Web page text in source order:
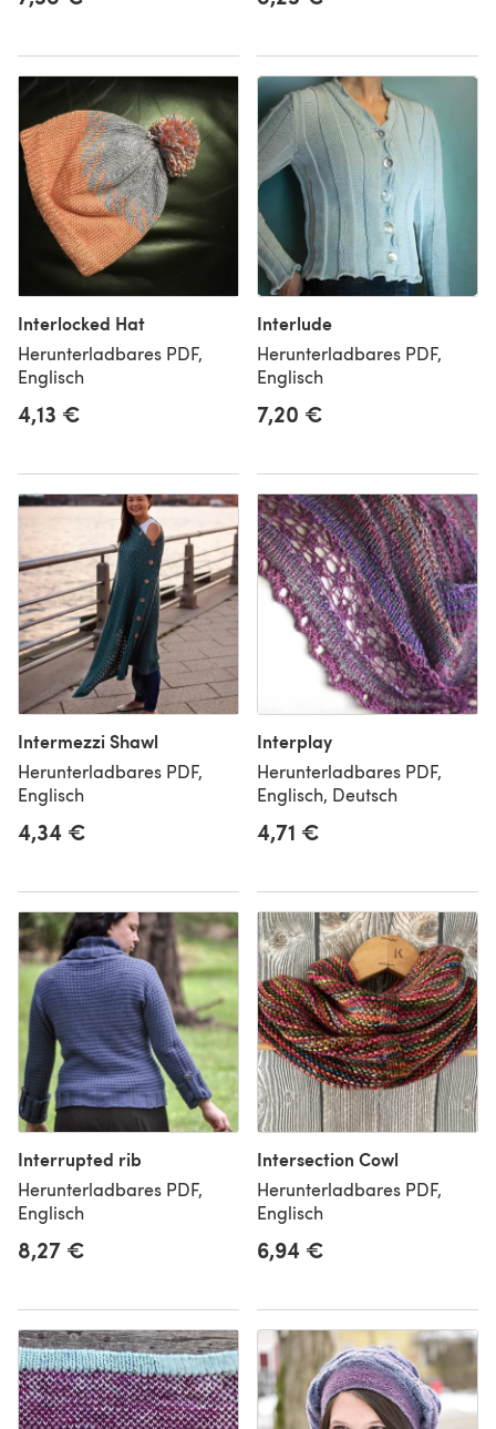
Interlocked Hat
Herunterladbares PDF,
Englisch
4,13 €
Interlude
Herunterladbares PDF,
Englisch
7,20 €
Intermezzi Shawl
Herunterladbares PDF,
Englisch
4,34 €
Interplay
Herunterladbares PDF,
Englisch, Deutsch
4,71 €
Interrupted rib
Herunterladbares PDF,
Englisch
8,27 €
Intersection Cowl
Herunterladbares PDF,
Englisch
6,94 €